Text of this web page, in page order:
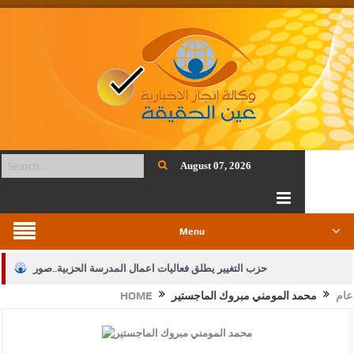
August 07, 2026
Menu
حزب التغيير يطلق فعاليات اعمال المدرسة الحزبية..صور
الجيش يفتح باب التجنيد لحملة البكالوريوس في الحقوق والقانون
بيان اجتماع عمّان:دعم الوصاية الهاشمية التاريخية على المقدسات
HOME عام محمد المومني مبروك الماجستير